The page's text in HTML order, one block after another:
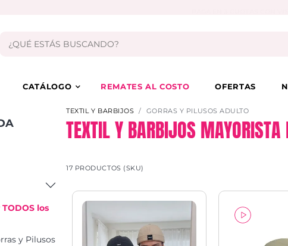
CATÁLOGO REMATES AL COSTO OFERTAS
los
y Pilusos
TEXTIL Y BARBIJOS GORRAS Y PILUSOS ADULTO
TEXTIL Y BARBIJOS MAYORISTA
17 PRODUCTOS (SKU)